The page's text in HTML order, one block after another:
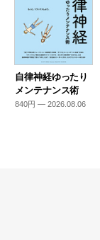
自律神経ゆったり
メンテナンス術
840円 — 2026.08.06